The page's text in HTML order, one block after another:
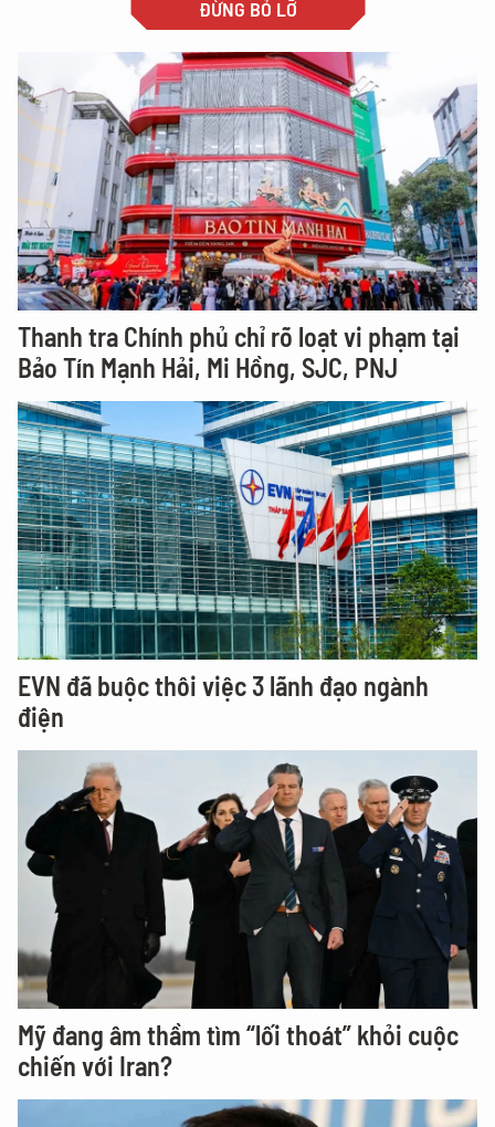
ĐỪNG BỎ LỠ
Thanh tra Chính phủ chỉ rõ loạt vi phạm tại
Bảo Tín Mạnh Hải, Mi Hồng, SJC, PNJ
EVN đã buộc thôi việc 3 lãnh đạo ngành
điện
Mỹ đang âm thầm tìm “lối thoát” khỏi cuộc
chiến với Iran?